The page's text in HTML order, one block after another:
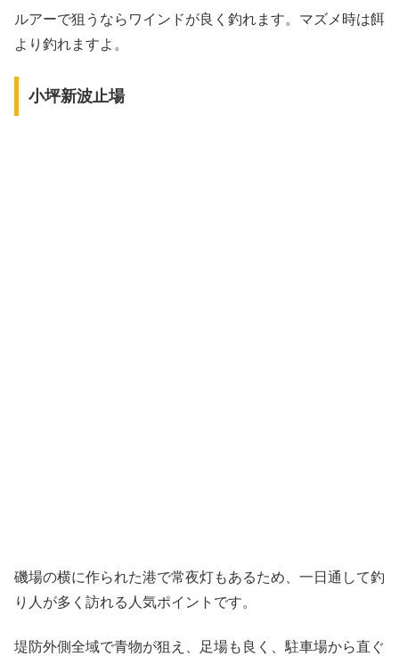
ルアーで狙うならワインドが良く釣れます。マズメ時は餌
より釣れますよ。
小坪新波止場
磯場の横に作られた港で常夜灯もあるため、一日通して釣
り人が多く訪れる人気ポイントです。
堤防外側全域で青物が狙え、足場も良く、駐車場から直ぐ